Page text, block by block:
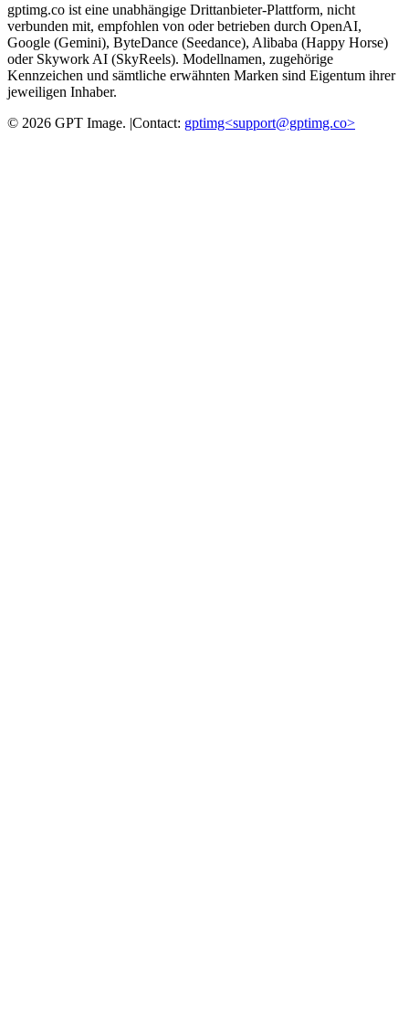
gptimg.co ist eine unabhängige Drittanbieter-Plattform, nicht
verbunden mit, empfohlen von oder betrieben durch OpenAI,
Google (Gemini), ByteDance (Seedance), Alibaba (Happy Horse)
oder Skywork AI (SkyReels). Modellnamen, zugehörige
Kennzeichen und sämtliche erwähnten Marken sind Eigentum ihrer
jeweiligen Inhaber.
© 2026 GPT Image. |Contact: gptimg<support@gptimg.co>